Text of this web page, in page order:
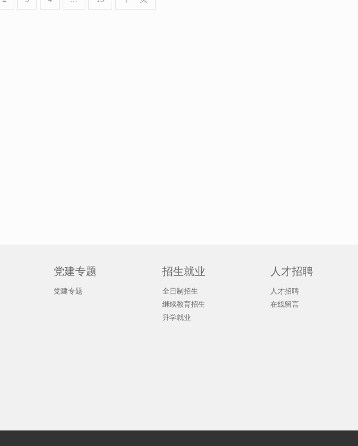
党建专题
党建专题
招生就业
全日制招生
继续教育招生
升学就业
人才招聘
人才招聘
在线留言